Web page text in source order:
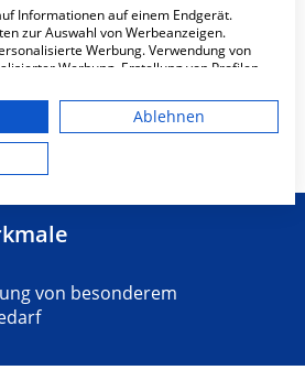
1/2
von besonderem
Informationen auf einem Endgerät.
zur Auswahl von Werbeanzeigen.
Werbung. Verwendung von
Werbung. Erstellung von Profilen
der Werbeleistung. Messung der
von Zielgruppen durch Statistiken
aus verschiedenen Quellen. Entwicklung
Verwendung reduzierter Daten zur
Richtlinie gelten ausschließlich für diese
Zwecke:
Ablehnen